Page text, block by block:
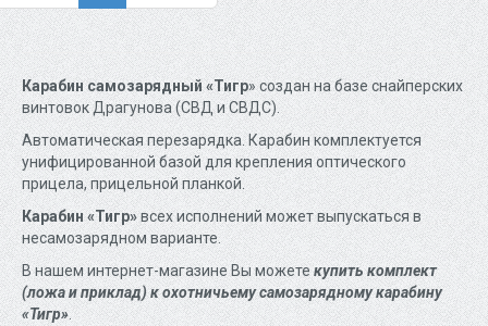
Карабин самозарядный «Тигр» создан на базе снайперских
винтовок Драгунова (СВД и СВДС).
Автоматическая перезарядка. Карабин комплектуется
унифицированной базой для крепления оптического
прицела, прицельной планкой.
Карабин «Тигр»всех исполнений может выпускаться в
несамозарядном варианте.
В нашем интернет-магазине Вы можете купить комплект
(ложа и приклад) к охотничьему самозарядному карабину
«Тигр»